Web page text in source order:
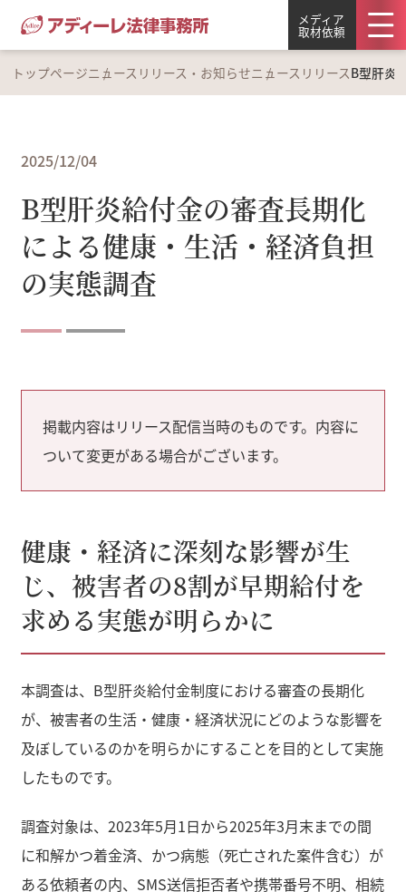
メディア
取材依頼
トップページニュースリリース・お知らせニュースリリース B型肝炎
2025/12/04
B型肝炎給付金の審査長期化
による健康・生活・経済負担
の実態調査
掲載内容はリリース配信当時のものです。内容に
ついて変更がある場合がございます。
健康・経済に深刻な影響が生
じ、被害者の8割が早期給付を
求める実態が明らかに
本調査は、B型肝炎給付金制度における審査の長期化
が、被害者の生活・健康・経済状況にどのような影響を
及ぼしているのかを明らかにすることを目的として実施
したものです。
調査対象は、2023年5月1日から2025年3月末までの間
に和解かつ着金済、かつ病態（死亡された案件含む）が
ある依頼者の内、SMS送信拒否者や携帯番号不明、相続